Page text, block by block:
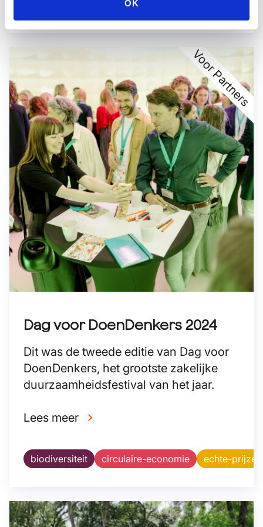
OK
Voor Partners
Dag voor DoenDenkers 2024
Dit was de tweede editie van Dag voor
DoenDenkers, het grootste zakelijke
duurzaamheidsfestival van het jaar.
Lees meer
biodiversiteit circulaire-economie echte-prijzen